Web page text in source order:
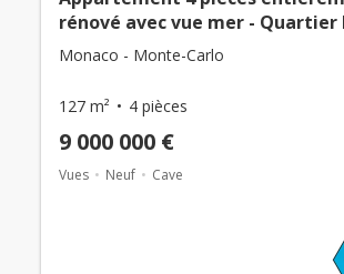
rénové avec vue mer -
Monaco - Monte-Carlo
127 m² 4 pièces
9 000 000 €
Vues Neuf Cave